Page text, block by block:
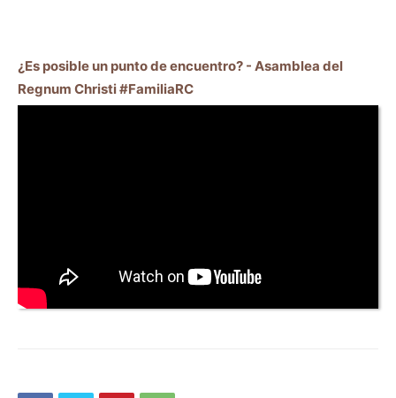
¿Es posible un punto de encuentro? - Asamblea del
Regnum Christi #FamiliaRC